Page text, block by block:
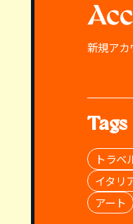
新規アカ
Tags
トラベ
イタリ
アート